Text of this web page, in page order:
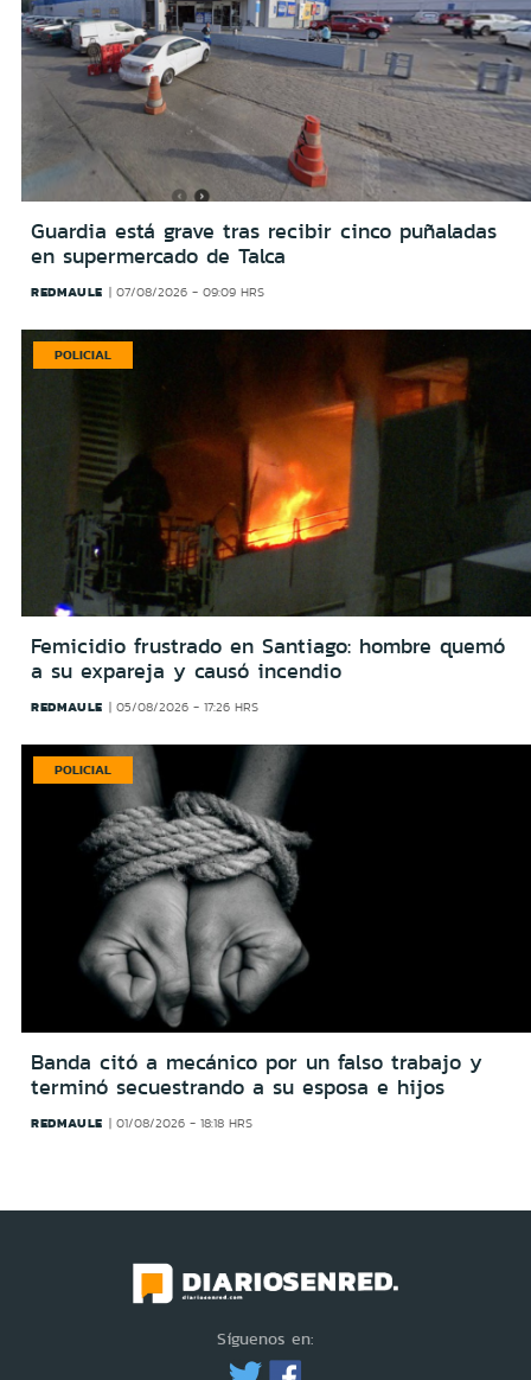
Guardia está grave tras recibir cinco puñaladas
en supermercado de Talca
REDMAULE 07/08/2026 - 09:09 HRS
POLICIAL
Femicidio frustrado en Santiago: hombre quemó
a su expareja y causó incendio
REDMAULE 05/08/2026 - 17:26 HRS
POLICIAL
Banda citó a mecánico por un falso trabajo y
terminó secuestrando a su esposa e hijos
REDMAULE 01/08/2026 - 18:18 HRS
Síguenos en: